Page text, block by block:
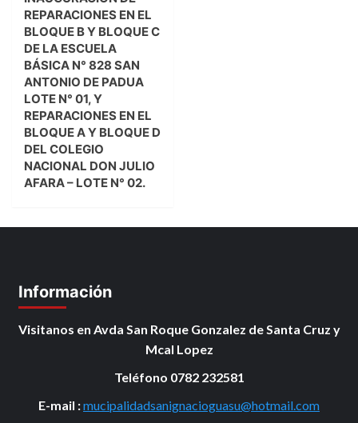
REPARACIONES EN EL
BLOQUE B Y BLOQUE C
DE LA ESCUELA
BÁSICA N° 828 SAN
ANTONIO DE PADUA
LOTE N° 01, Y
REPARACIONES EN EL
BLOQUE A Y BLOQUE D
DEL COLEGIO
NACIONAL DON JULIO
AFARA – LOTE N° 02.
Información
Visitanos en Avda San Roque Gonzalez de Santa Cruz y
Mcal Lopez
Teléfono 0782 232581
E-mail :mucipalidadsanignacioguasu@hotmail.com